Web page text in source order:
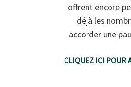
offrent encore
déjà les
accorder une
CLIQUEZ ICI POUR